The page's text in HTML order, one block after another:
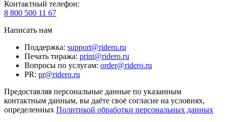
Контактный телефон:
8 800 500 11 67
Написать нам
Поддержка: support@ridero.ru
Печать тиража: print@ridero.ru
Вопросы по услугам: order@ridero.ru
PR: pr@ridero.ru
Предоставляя персональные данные по указанным
контактным данным, вы даёте своё согласие на условиях,
определенных Политикой обработки персональных данных